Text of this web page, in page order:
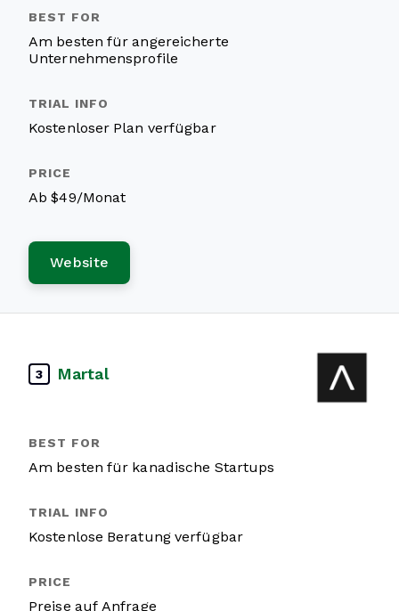
Am besten für angereicherte
Unternehmensprofile
Kostenloser Plan verfügbar
Ab $49/Monat
Website
3 Martal
Am besten für kanadische Startups
Kostenlose Beratung verfügbar
Preise auf Anfrage